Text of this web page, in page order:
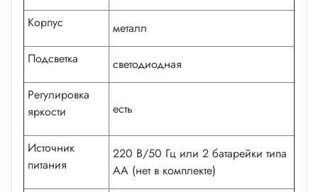
Корпус
металл
Подсветка
светодиодная
Регулировка
яркости
есть
Источник
питания
220 В/50 Гц или 2 батарейки типа
АА (нет в комплекте)